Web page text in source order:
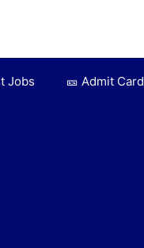
Jobs 🎫 Admit Card